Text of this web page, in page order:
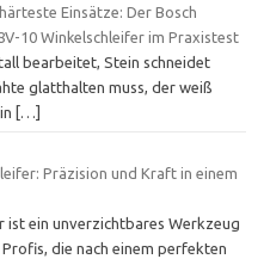
Einsätze: Der Bosch
10 Winkelschleifer im Praxistest
bearbeitet, Stein schneidet
glatthalten muss, der weiß
[…]
Präzision und Kraft in einem
ist ein unverzichtbares Werkzeug
die nach einem perfekten